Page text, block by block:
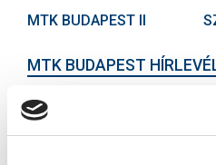
MTK BUDAPEST II
MTK BUDAPEST
Ne maradjon le egy